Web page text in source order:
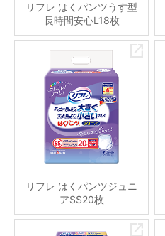
リフレ はくパンツうす型
長時間安心L18枚
リフレ はくパンツジュニ
アSS20枚